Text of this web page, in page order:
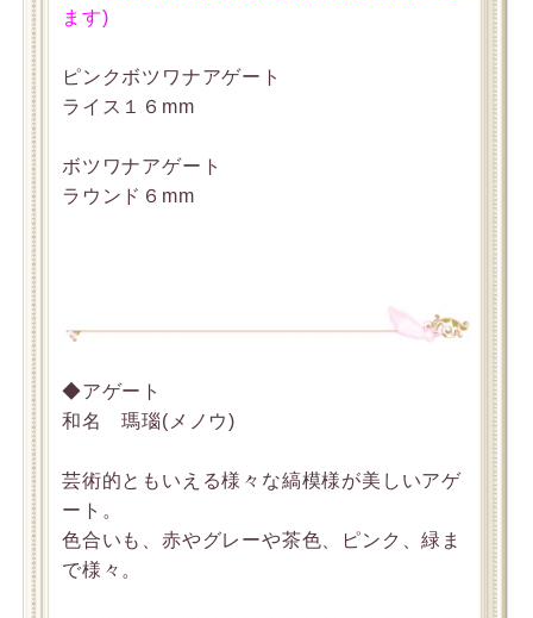
ます)
ピンクボツワナアゲート
ライス１６mm
ボツワナアゲート
ラウンド６mm
◆アゲート
和名 瑪瑙(メノウ)
芸術的ともいえる様々な縞模様が美しいアゲ
ート。
色合いも、赤やグレーや茶色、ピンク、緑ま
で様々。